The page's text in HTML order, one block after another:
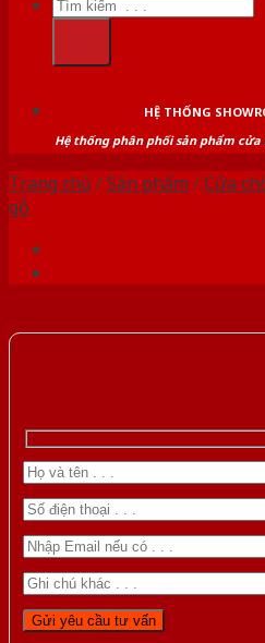
kiếm:
HỆ THỐNG
Hệ thống phân phối sản phẩm
Trang chủ /Sản phẩm /Cửa
gỗ